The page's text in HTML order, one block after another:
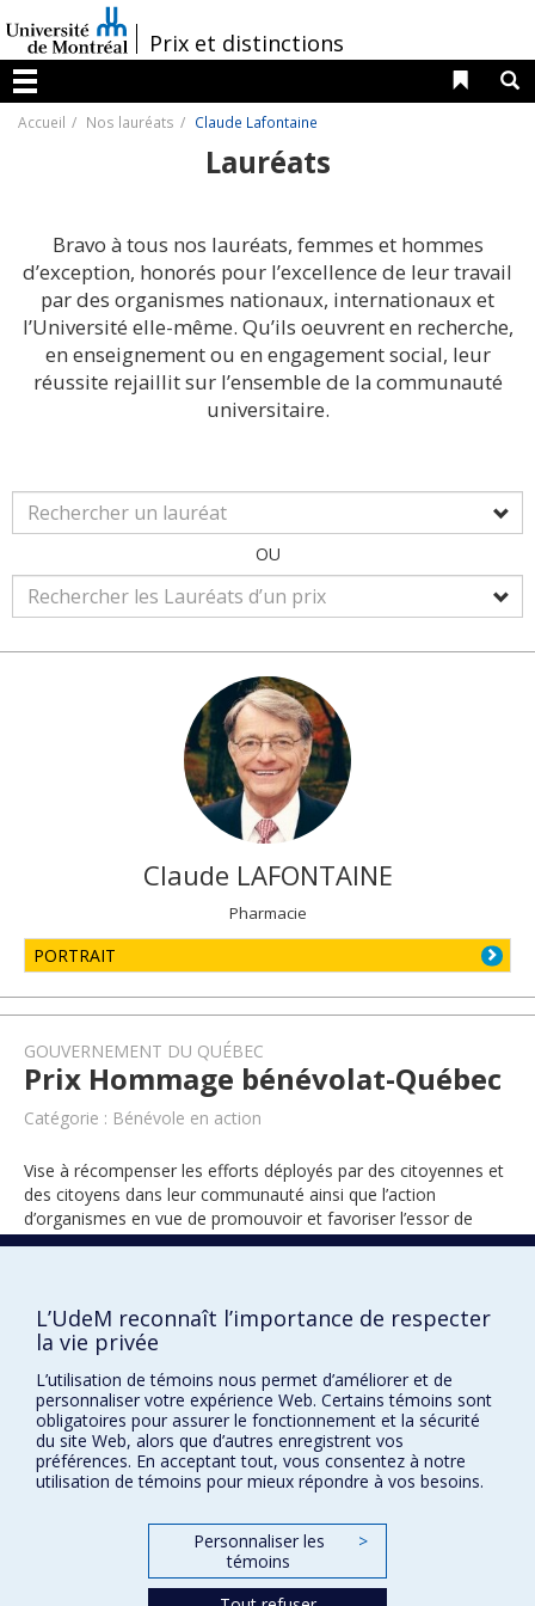
au
contenu
/Prix et distinctions
Menu
Liens
Accueil Nos lauréats Claude Lafontaine
Lauréats
Bravo à tous nos lauréats, femmes et hommes
d’exception, honorés pour l’excellence de leur travail
par des organismes nationaux, internationaux et
l’Université elle-même. Qu’ils oeuvrent en recherche,
en enseignement ou en engagement social, leur
réussite rejaillit sur l’ensemble de la communauté
universitaire.
OU
Claude LAFONTAINE
Pharmacie
PORTRAIT
GOUVERNEMENT DU QUÉBEC
Prix Hommage bénévolat-Québec
Catégorie : Bénévole en action
Vise à récompenser les efforts déployés par des citoyennes et
des citoyens dans leur communauté ainsi que l’action
d’organismes en vue de promouvoir et favoriser l’essor de
l’engagement bénévole.
Prix et distinctions
L’UdeM reconnaît l’importance de respecter
la vie privée
L’utilisation de témoins nous permet d’améliorer et de
personnaliser votre expérience Web. Certains témoins sont
obligatoires pour assurer le fonctionnement et la sécurité
du site Web, alors que d’autres enregistrent vos
préférences. En acceptant tout, vous consentez à notre
utilisation de témoins pour mieux répondre à vos besoins.
Personnaliser les
témoins
>